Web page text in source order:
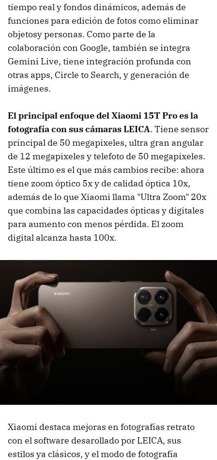
tiempo real y fondos dinámicos, además de
funciones para edición de fotos como eliminar
objetosy personas. Como parte de la
colaboración con Google, también se integra
Gemini Live, tiene integración profunda con
otras apps, Circle to Search, y generación de
imágenes.
El principal enfoque del Xiaomi 15T Pro es la
fotografía con sus cámaras LEICA. Tiene sensor
principal de 50 megapixeles, ultra gran angular
de 12 megapixeles y telefoto de 50 megapixeles.
Este último es el que más cambios recibe: ahora
tiene zoom óptico 5x y de calidad óptica 10x,
además de lo que Xiaomi llama "Ultra Zoom" 20x
que combina las capacidades ópticas y digitales
para aumento con menos pérdida. El zoom
digital alcanza hasta 100x.
Xiaomi destaca mejoras en fotografías retrato
con el software desarollado por LEICA, sus
estilos ya clásicos, y el modo de fotografía